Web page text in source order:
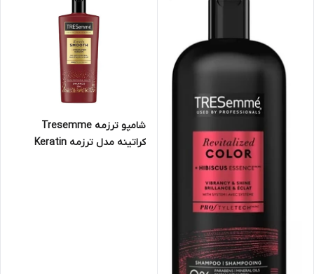
شامپو ترزمه Tresemme
کراتینه مدل ترزمه Keratin